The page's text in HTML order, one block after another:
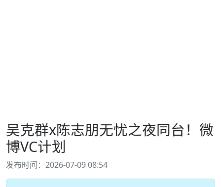
吴克群x陈志朋无忧之夜同台！微
博VC计划
发布时间：2026-07-09 08:54